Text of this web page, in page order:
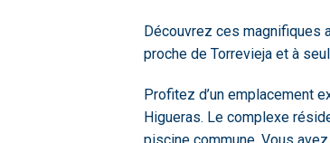
Découvrez ces magnifiques
proche de Torrevieja et à
Profitez d’un emplacement
Higueras. Le complexe